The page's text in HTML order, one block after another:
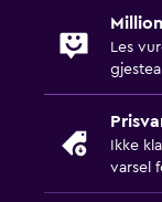
Les
Ikke
varsel